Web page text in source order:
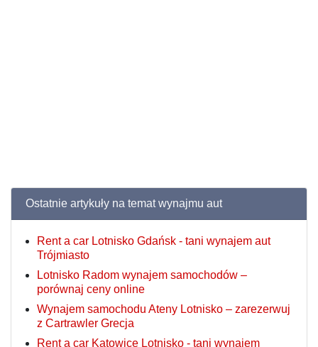
Ostatnie artykuły na temat wynajmu aut
Rent a car Lotnisko Gdańsk - tani wynajem aut
Trójmiasto
Lotnisko Radom wynajem samochodów –
porównaj ceny online
Wynajem samochodu Ateny Lotnisko – zarezerwuj
z Cartrawler Grecja
Rent a car Katowice Lotnisko - tani wynajem